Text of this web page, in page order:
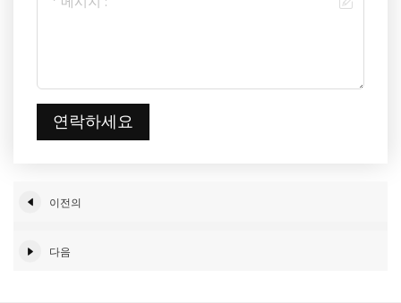
연락하세요
이전의
다음